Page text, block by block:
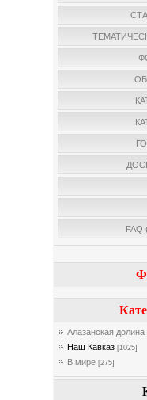
Алазанская долина
Наш Кавказ [1025]
В мире [275]